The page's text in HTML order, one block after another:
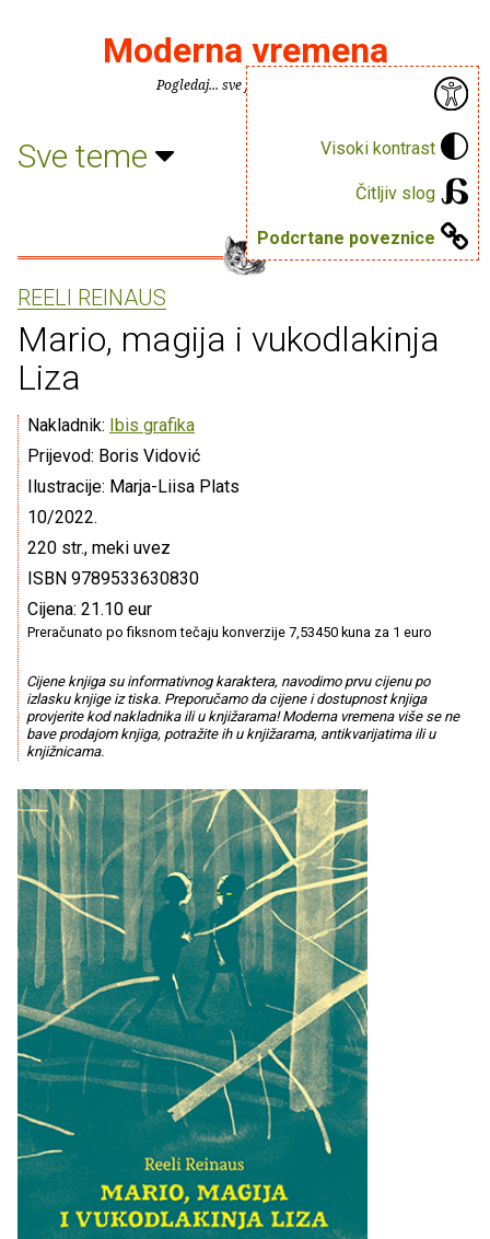
Visoki kontrast
Čitljiv slog
Podcrtane poveznice
Moderna vremena
Pogledaj... sve je puno knjiga.
Sve teme
REELI REINAUS
Mario, magija i vukodlakinja
Liza
Nakladnik: Ibis grafika
Prijevod: Boris Vidović
Ilustracije: Marja-Liisa Plats
10/2022.
220 str., meki uvez
ISBN 9789533630830
Cijena: 21.10 eur
Preračunato po fiksnom tečaju konverzije 7,53450 kuna za 1 euro
Cijene knjiga su informativnog karaktera, navodimo prvu cijenu po
izlasku knjige iz tiska. Preporučamo da cijene i dostupnost knjiga
provjerite kod nakladnika ili u knjižarama! Moderna vremena više se ne
bave prodajom knjiga, potražite ih u knjižarama, antikvarijatima ili u
knjižnicama.